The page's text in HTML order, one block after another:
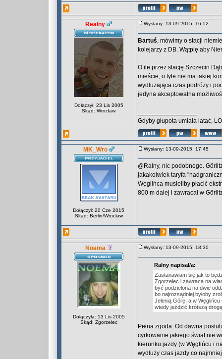
Realny
Dołączył: 23 Lis 2005
Skąd: Wrocław
Wysłany: 13-09-2015, 16:52
Bartuś, mówimy o stacji
kolejarzy z DB. Wątpię aby
O ile przez stację Szczecin
mieście, o tyle nie ma takiej
wydłużająca czas podróży i
jedyna akceptowalna
Gdyby głupota umiała latać,
MK_Wro
Dołączył: 20 Cze 2015
Skąd: Berlin/Wrocław
Wysłany: 13-09-2015, 17:45
@Ralny, nic podobnego.
jakakolwiek taryfa
Węglińca musieliby płacić
800 m dalej i zawracał w
Noema
Dołączyła: 13 Lis 2005
Skąd: Zgorzelec
Wysłany: 13-09-2015, 18:30
Ralny napisał/a:
Zastanawiam się jak to
Zgorzelec i zawraca na
być podzielona na dwie
bo najrozsądniej byłoby
Jelenią Górę, a w Węglińcu
wtedy jeździć krótszą
Pełna zgoda. Od dawna
cyrkowanie jakiego świat nie
kierunku jazdy (w Węglińcu i
wydłuży czas jazdy co